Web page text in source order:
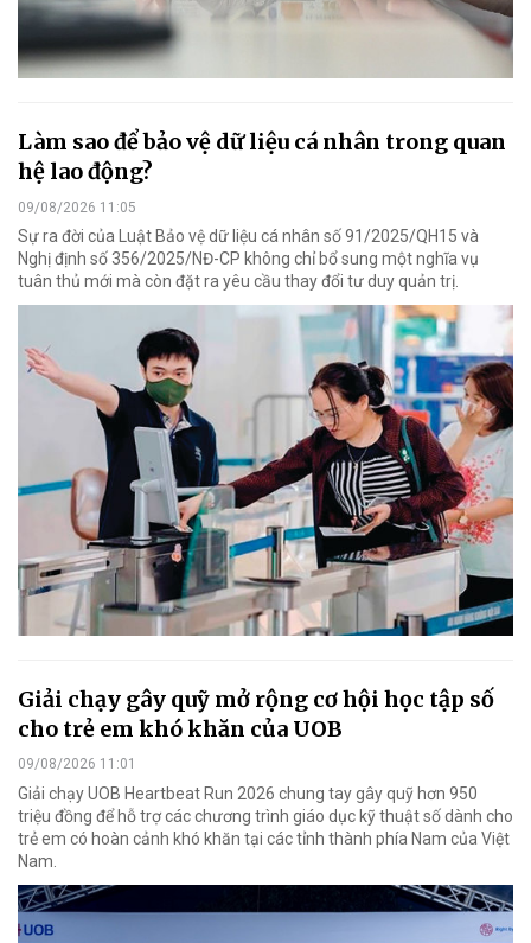
Làm sao để bảo vệ dữ liệu cá nhân trong quan
hệ lao động?
09/08/2026 11:05
Sự ra đời của Luật Bảo vệ dữ liệu cá nhân số 91/2025/QH15 và
Nghị định số 356/2025/NĐ-CP không chỉ bổ sung một nghĩa vụ
tuân thủ mới mà còn đặt ra yêu cầu thay đổi tư duy quản trị.
Giải chạy gây quỹ mở rộng cơ hội học tập số
cho trẻ em khó khăn của UOB
09/08/2026 11:01
Giải chạy UOB Heartbeat Run 2026 chung tay gây quỹ hơn 950
triệu đồng để hỗ trợ các chương trình giáo dục kỹ thuật số dành cho
trẻ em có hoàn cảnh khó khăn tại các tỉnh thành phía Nam của Việt
Nam.